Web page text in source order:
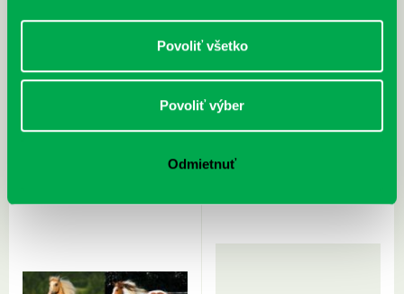
Povoliť všetko
Povoliť výber
Odmietnuť
Rudź, Przemyslaw: Atlas hviezd:
Hardy, Paula: Japonsko na tanieri:
kompletný sprievodca
japonskou kuchyňou a etiketou